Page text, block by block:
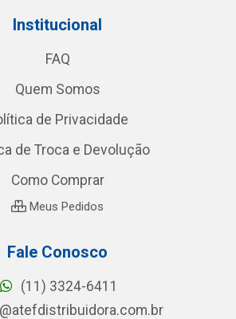
Institucional
FAQ
Quem Somos
de Privacidade
de Troca e Devolução
Como Comprar
Meus Pedidos
Fale Conosco
(11) 3324-6411